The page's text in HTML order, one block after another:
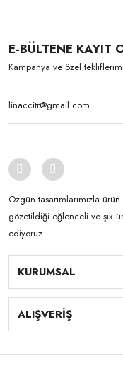
E-BÜLTENE KAYIT
Kampanya ve özel
Özgün tasarımlarımızla
gözetildiği eğlenceli ve şık
ediyoruz
KURUMSAL
ALIŞVERİŞ